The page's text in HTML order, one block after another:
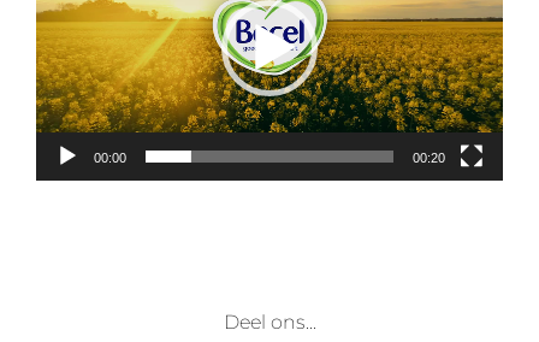
00:00 00:20
Deel ons...